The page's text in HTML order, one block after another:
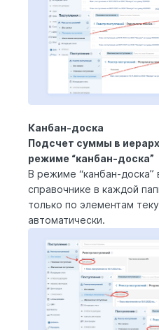
Канбан-доска
Подсчет суммы в
режиме “канбан-доска”
В режиме “канбан-доска”
справочнике в каждой
только по элементам
автоматически.